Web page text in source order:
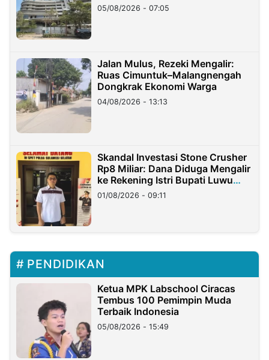
05/08/2026 - 07:05
Jalan Mulus, Rezeki Mengalir:
Ruas Cimuntuk–Malangnengah
Dongkrak Ekonomi Warga
04/08/2026 - 13:13
Skandal Investasi Stone Crusher
Rp8 Miliar: Dana Diduga Mengalir
ke Rekening Istri Bupati Luwu
Timur
01/08/2026 - 09:11
PENDIDIKAN
Ketua MPK Labschool Ciracas
Tembus 100 Pemimpin Muda
Terbaik Indonesia
05/08/2026 - 15:49